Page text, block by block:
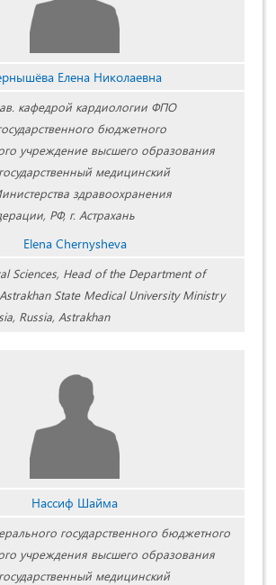
Елена Николаевна
кафедрой кардиологии ФПО
бюджетного
учреждение высшего образования
медицинский
здравоохранения
РФ, г. Астрахань
Elena Chernysheva
Sciences, Head of the Department of
State Medical University Ministry
Russia, Astrakhan
Нассиф Шайма
государственного бюджетного
учреждения высшего образования
медицинский